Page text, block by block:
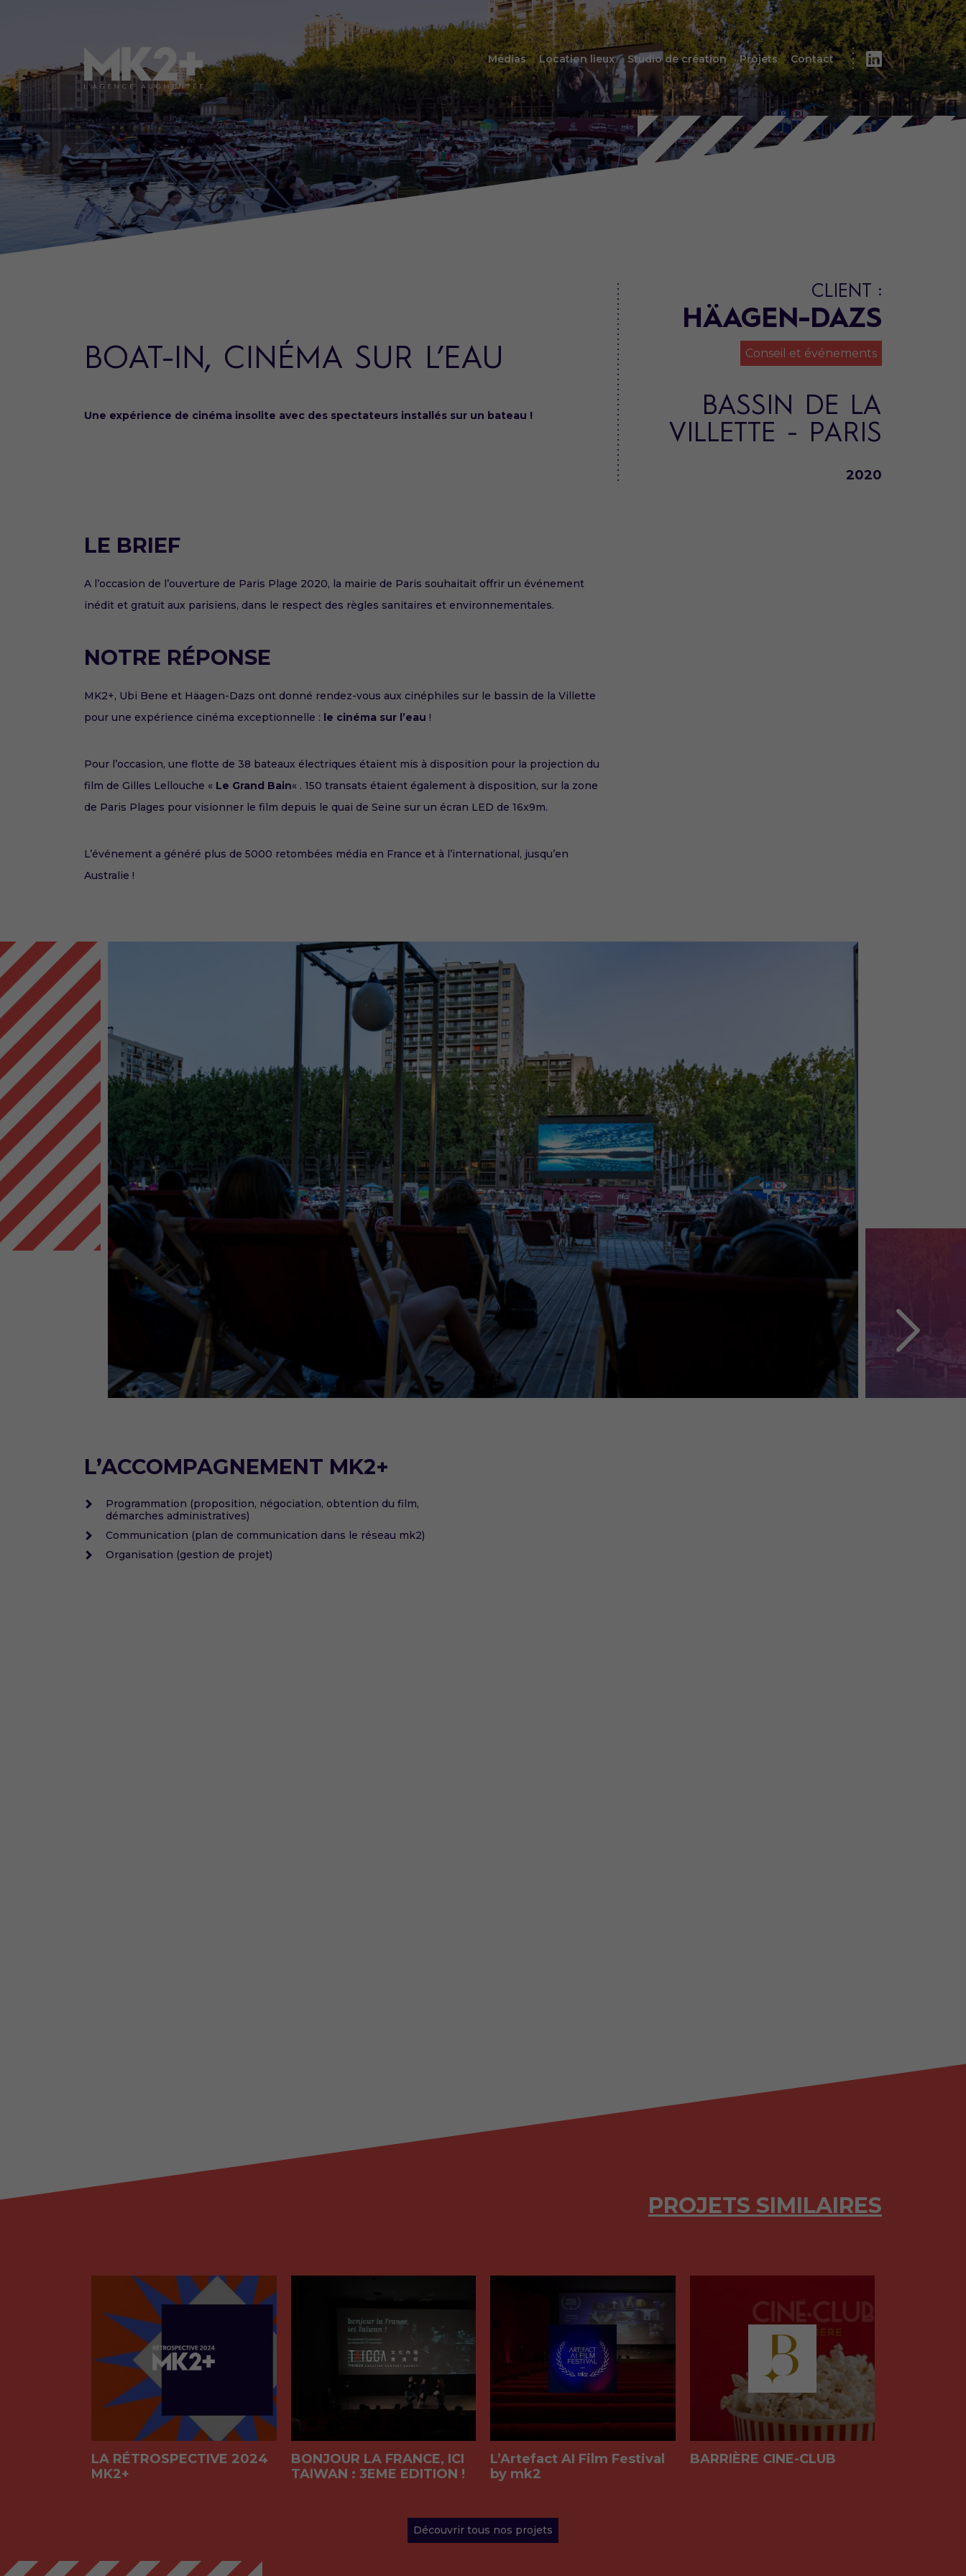
Médias Location lieux Studio de création Projets Contact
BOAT-IN, CINÉMA SUR L’EAU
Une expérience de cinéma insolite avec des spectateurs installés sur un bateau !
CLIENT :
HÄAGEN-DAZS
Conseil et événements
BASSIN DE LA
VILLETTE - PARIS
2020
LE BRIEF
A l’occasion de l’ouverture de Paris Plage 2020, la mairie de Paris souhaitait offrir un événement
inédit et gratuit aux parisiens, dans le respect des règles sanitaires et environnementales.
NOTRE RÉPONSE
MK2+, Ubi Bene et Häagen-Dazs ont donné rendez-vous aux cinéphiles sur le bassin de la Villette
pour une expérience cinéma exceptionnelle : le cinéma sur l’eau !
Pour l’occasion, une flotte de 38 bateaux électriques étaient mis à disposition pour la projection du
film de Gilles Lellouche « Le Grand Bain« . 150 transats étaient également à disposition, sur la zone
de Paris Plages pour visionner le film depuis le quai de Seine sur un écran LED de 16x9m.
L’événement a généré plus de 5000 retombées média en France et à l’international, jusqu’en
Australie !
L’ACCOMPAGNEMENT MK2+
Programmation (proposition, négociation, obtention du film,
démarches administratives)
Communication (plan de communication dans le réseau mk2)
Organisation (gestion de projet)
PROJETS SIMILAIRES
LA RÉTROSPECTIVE 2024
MK2+
BONJOUR LA FRANCE, ICI
TAIWAN : 3EME EDITION !
L’Artefact AI Film Festival
by mk2
BARRIÈRE CINE-CLUB
Découvrir tous nos projets